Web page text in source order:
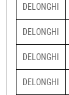
DELONGHI
DELONGHI
DELONGHI
DELONGHI